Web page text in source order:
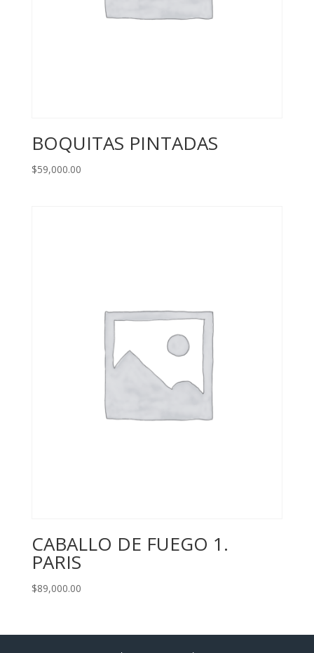
BOQUITAS PINTADAS
$59,000.00
CABALLO DE FUEGO 1.
PARIS
$89,000.00